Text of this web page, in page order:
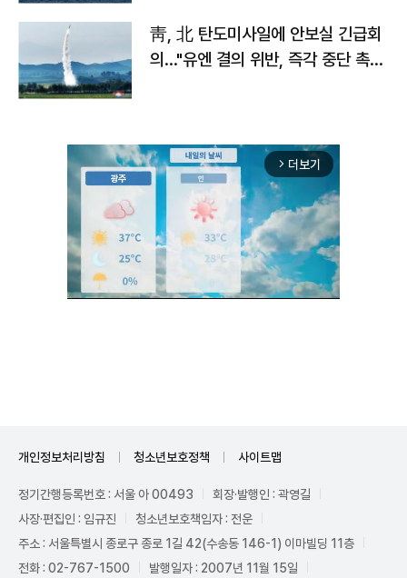
靑, 北 탄도미사일에 안보실 긴급회
의…"유엔 결의 위반, 즉각 중단 촉
arrow_forward_ios 더보기
개인정보처리방침 청소년보호정책 사이트맵
정기간행등록번호 : 서울 아 00493
회장·발행인 : 곽영길
사장·편집인 : 임규진
청소년보호책임자 : 전운
주소 : 서울특별시 종로구 종로 1길 42(수송동 146-1) 이마빌딩 11층
전화 : 02-767-1500
발행일자 : 2007년 11월 15일